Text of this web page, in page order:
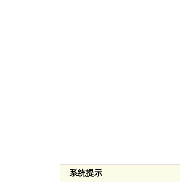
系统提示